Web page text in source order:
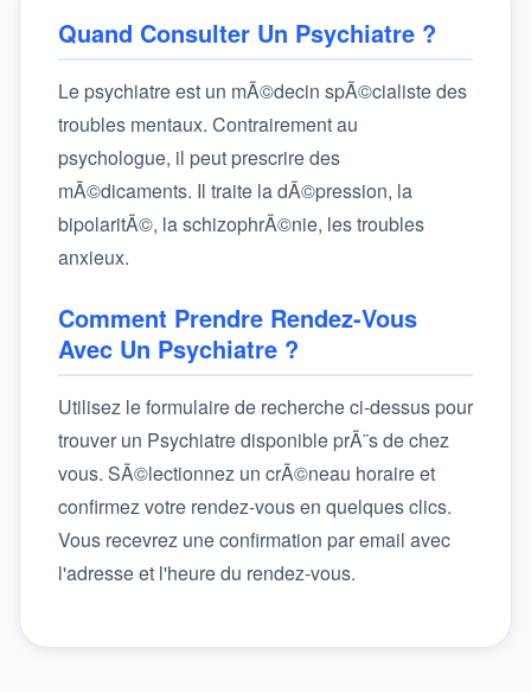
Quand Consulter Un Psychiatre ?
Le psychiatre est un mÃ©decin spÃ©cialiste des
troubles mentaux. Contrairement au
psychologue, il peut prescrire des
mÃ©dicaments. Il traite la dÃ©pression, la
bipolaritÃ©, la schizophrÃ©nie, les troubles
anxieux.
Comment Prendre Rendez-Vous
Avec Un Psychiatre ?
Utilisez le formulaire de recherche ci-dessus pour
trouver un Psychiatre disponible prÃ¨s de chez
vous. SÃ©lectionnez un crÃ©neau horaire et
confirmez votre rendez-vous en quelques clics.
Vous recevrez une confirmation par email avec
l'adresse et l'heure du rendez-vous.